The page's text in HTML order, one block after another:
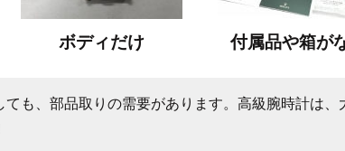
ボディだけ 付属品や箱が
も、部品取りの需要があります。高級腕時計は、